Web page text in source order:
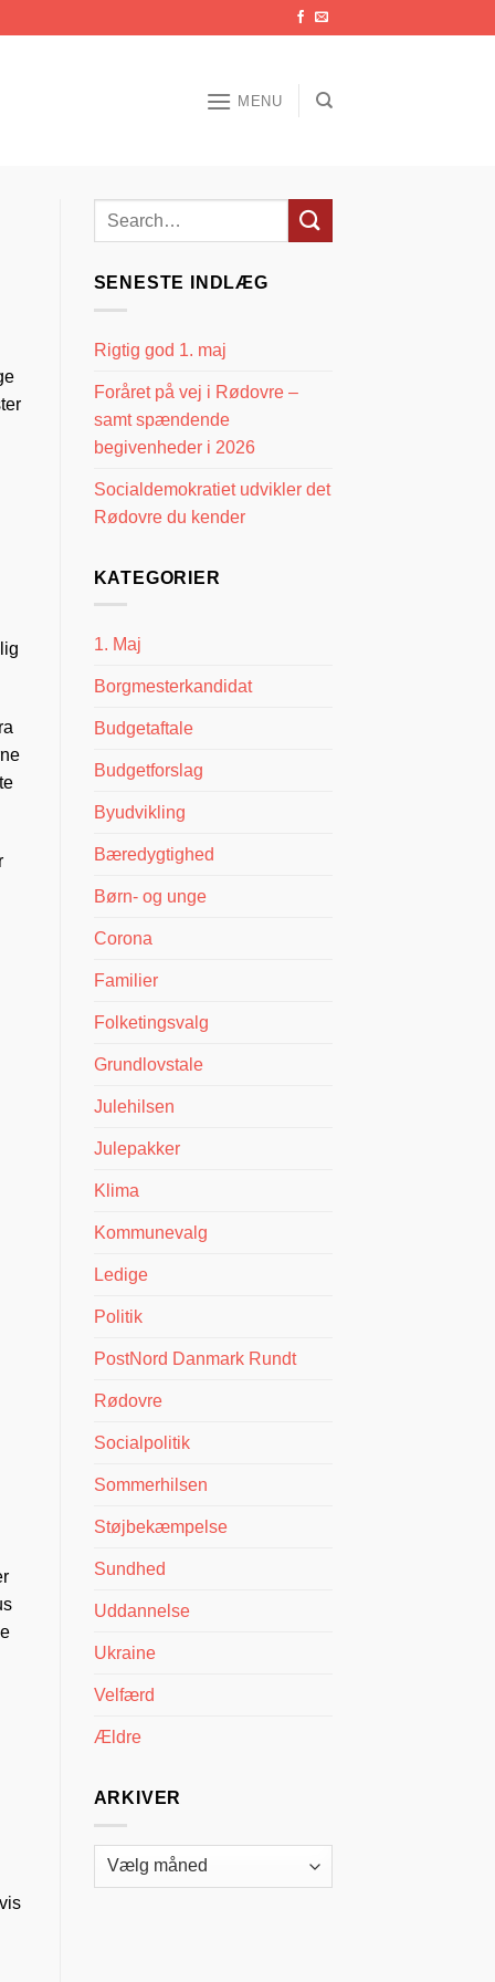
MENU
SENESTE INDLÆG
Rigtig god 1. maj
Foråret på vej i Rødovre –
samt spændende
begivenheder i 2026
Socialdemokratiet udvikler det
Rødovre du kender
KATEGORIER
1. Maj
Borgmesterkandidat
Budgetaftale
Budgetforslag
Byudvikling
Bæredygtighed
Børn- og unge
Corona
Familier
Folketingsvalg
Grundlovstale
Julehilsen
Julepakker
Klima
Kommunevalg
Ledige
Politik
PostNord Danmark Rundt
Rødovre
Socialpolitik
Sommerhilsen
Støjbekæmpelse
Sundhed
Uddannelse
Ukraine
Velfærd
Ældre
ARKIVER
Arkiver